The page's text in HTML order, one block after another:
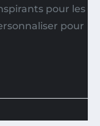
pour les
pour